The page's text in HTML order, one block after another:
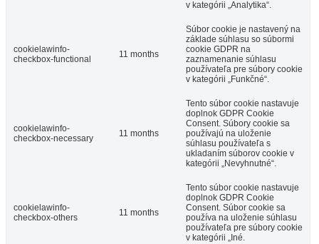
v kategórii „Analytika“.
cookielawinfo-
checkbox-functional
11 months
Súbor cookie je nastavený na
základe súhlasu so súbormi
cookie GDPR na
zaznamenanie súhlasu
používateľa pre súbory cookie
v kategórii „Funkčné“.
cookielawinfo-
checkbox-necessary
11 months
Tento súbor cookie nastavuje
doplnok GDPR Cookie
Consent. Súbory cookie sa
používajú na uloženie
súhlasu používateľa s
ukladaním súborov cookie v
kategórii „Nevyhnutné“.
cookielawinfo-
checkbox-others
11 months
Tento súbor cookie nastavuje
doplnok GDPR Cookie
Consent. Súbor cookie sa
používa na uloženie súhlasu
používateľa pre súbory cookie
v kategórii „Iné.